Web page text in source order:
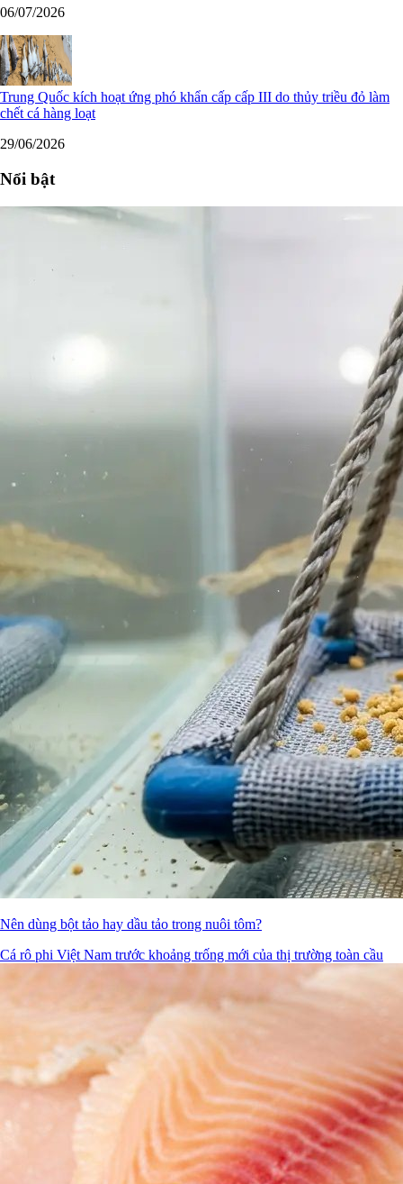
06/07/2026
Trung Quốc kích hoạt ứng phó khẩn cấp cấp III do thủy triều đỏ làm
chết cá hàng loạt
29/06/2026
Nổi bật
Nên dùng bột tảo hay dầu tảo trong nuôi tôm?
Cá rô phi Việt Nam trước khoảng trống mới của thị trường toàn cầu